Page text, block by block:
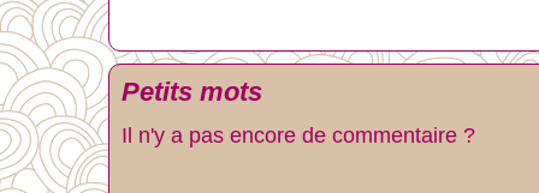
Petits mots
Il n'y a pas encore de commentaire ?